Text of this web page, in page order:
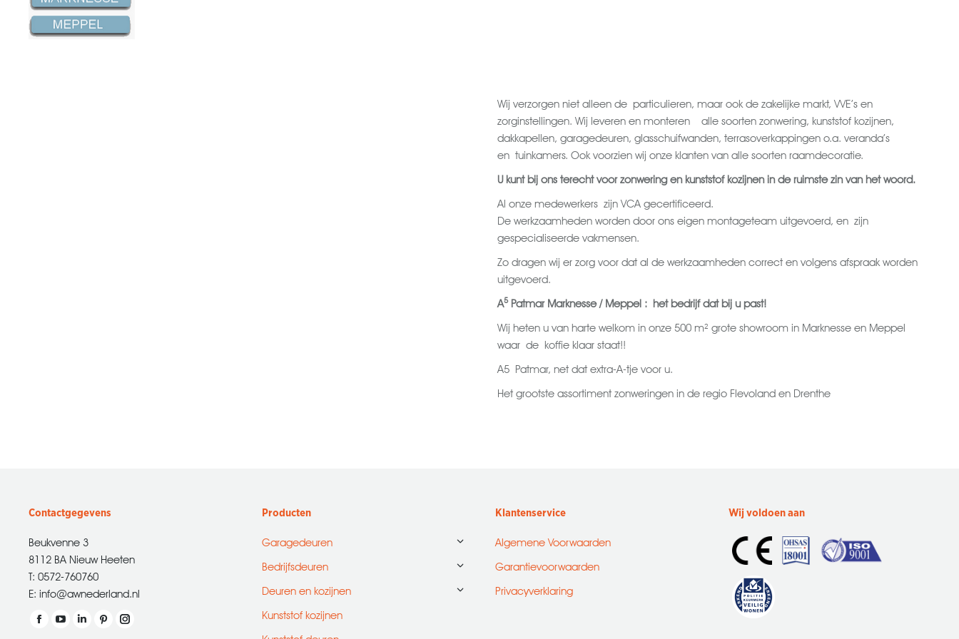
Wij verzorgen niet alleen de particulieren, maar ook de zakelijke markt, VVE’s en
zorginstellingen. Wij leveren en monteren alle soorten zonwering, kunststof kozijnen,
dakkapellen, garagedeuren, glasschuifwanden, terrasoverkappingen o.a. veranda’s
en tuinkamers. Ook voorzien wij onze klanten van alle soorten raamdecoratie.
U kunt bij ons terecht voor zonwering en kunststof kozijnen in de ruimste zin van het woord.
Al onze medewerkers zijn VCA gecertificeerd.
De werkzaamheden worden door ons eigen montageteam uitgevoerd, en zijn
gespecialiseerde vakmensen.
Zo dragen wij er zorg voor dat al de werkzaamheden correct en volgens afspraak worden
uitgevoerd.
A
5
Patmar Marknesse / Meppel : het bedrijf dat bij u past!
Wij heten u van harte welkom in onze 500 m² grote showroom in Marknesse en Meppel
waar de koffie klaar staat!!
A5 Patmar, net dat extra-A-tje voor u.
Het grootste assortiment zonweringen in de regio Flevoland en Drenthe
Contactgegevens
Beukvenne 3
8112 BA Nieuw Heeten
T: 0572-760760
E: info@awnederland.nl
Vind ons op:
Producten
Garagedeuren
Bedrijfsdeuren
Deuren en kozijnen
Kunststof kozijnen
Kunststof deuren
Klantenservice
Algemene Voorwaarden
Garantievoorwaarden
Privacyverklaring
Wij voldoen aan